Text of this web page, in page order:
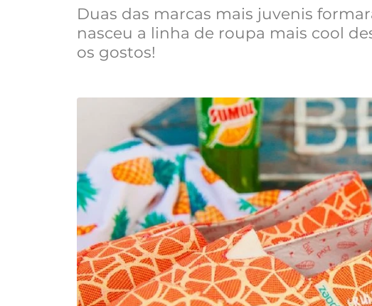
Duas das marcas mais juvenis
nasceu a linha de roupa mais cool
os gostos!